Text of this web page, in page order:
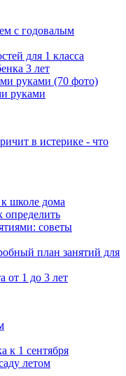
с годовалым
для 1 класса
3 лет
руками (70 фото)
руками
в истерике - что
школе дома
определить
советы
план занятий для
от 1 до 3 лет
к 1 сентября
летом